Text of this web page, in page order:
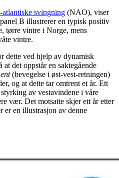
atlantiske svingning (NAO), viser
B illustrerer en typisk positiv
tørre vintre i Norge, mens
vintre.
dette ved hjelp av dynamisk
det oppstår en saktegående
(bevegelse i øst-vest-retningen)
og at dette tar omtrent et år. Ett
av vestavindene i våre
vær. Det motsatte skjer ett år etter
er en illustrasjon av denne